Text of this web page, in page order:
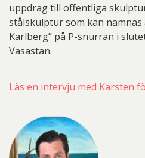
uppdrag till offentliga
stålskulptur som kan nämnas
Karlberg” på P-snurran i
Vasastan.
Läs en intervju med Karsten